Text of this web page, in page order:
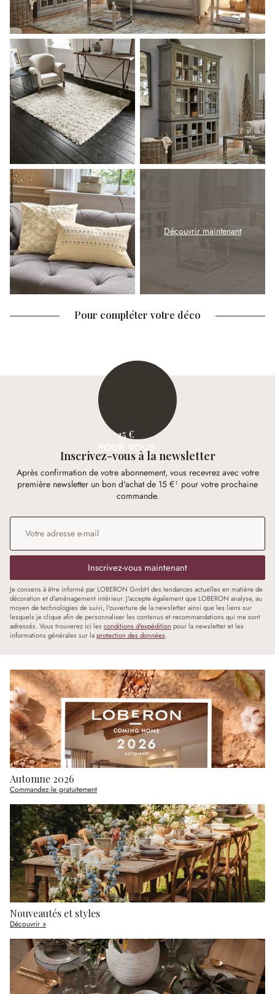
Découvrir maintenant
Pour compléter votre déco
15 €
POUR VOUS
Inscrivez-vous à la newsletter
Après confirmation de votre abonnement, vous recevrez avec votre
première newsletter un bon d'achat de 15 €¹ pour votre prochaine
commande.
Adresse e-mail
Inscrivez-vous maintenant
Je consens à être informé par LOBERON GmbH des tendances actuelles en matière de
décoration et d'aménagement intérieur. J'accepte également que LOBERON analyse, au
moyen de technologies de suivi, l'ouverture de la newsletter ainsi que les liens sur
lesquels je clique afin de personnaliser les contenus et recommandations qui me sont
adressés. Vous trouverez ici les conditions d'expédition pour la newsletter et les
informations générales sur laprotection des données.
Automne 2026
Commandez-le gratuitement
Nouveautés et styles
Découvrir »